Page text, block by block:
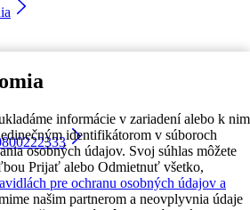
informácie v zariadení alebo k nim
identifikátorom v súboroch
osobných údajov. Svoj súhlas môžete
Prijať alebo Odmietnuť všetko,
pre ochranu osobných údajov a
našim partnerom a neovplyvnia údaje